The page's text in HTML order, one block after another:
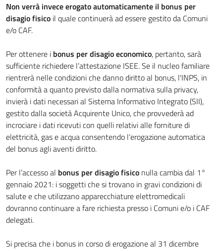
Non verrà invece erogato automaticamente il bonus per
disagio fisico il quale continuerà ad essere gestito da Comuni
e/o CAF.
Per ottenere i bonus per disagio economico, pertanto, sarà
sufficiente richiedere l’attestazione ISEE. Se il nucleo familiare
rientrerà nelle condizioni che danno diritto al bonus, l'INPS, in
conformità a quanto previsto dalla normativa sulla privacy,
invierà i dati necessari al Sistema Informativo Integrato (SII),
gestito dalla società Acquirente Unico, che provvederà ad
incrociare i dati ricevuti con quelli relativi alle forniture di
elettricità, gas e acqua consentendo l’erogazione automatica
del bonus agli aventi diritto.
Per l’accesso al bonus per disagio fisico nulla cambia dal 1°
gennaio 2021: i soggetti che si trovano in gravi condizioni di
salute e che utilizzano apparecchiature elettromedicali
dovranno continuare a fare richiesta presso i Comuni e/o i CAF
delegati.
Si precisa che i bonus in corso di erogazione al 31 dicembre